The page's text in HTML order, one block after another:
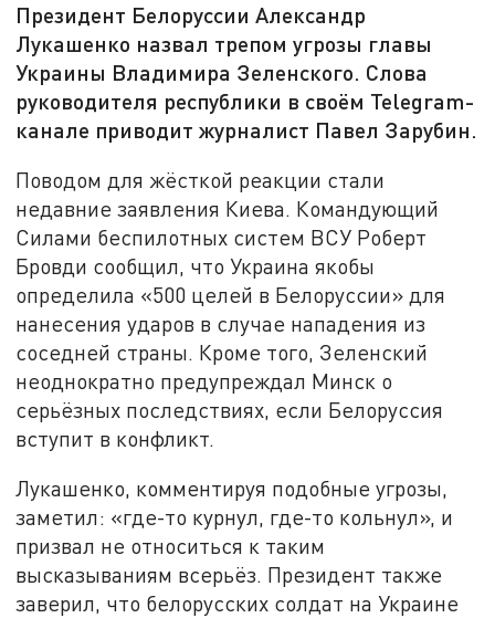
Президент Белоруссии Александр
Лукашенко назвал трепом угрозы главы
Украины Владимира Зеленского. Слова
руководителя республики в своём Telegram-
канале приводит журналист Павел Зарубин.
Поводом для жёсткой реакции стали
недавние заявления Киева. Командующий
Силами беспилотных систем ВСУ Роберт
Бровди сообщил, что Украина якобы
определила «500 целей в Белоруссии» для
нанесения ударов в случае нападения из
соседней страны. Кроме того, Зеленский
неоднократно предупреждал Минск о
серьёзных последствиях, если Белоруссия
вступит в конфликт.
Лукашенко, комментируя подобные угрозы,
заметил: «где-то курнул, где-то кольнул», и
призвал не относиться к таким
высказываниям всерьёз. Президент также
заверил, что белорусских солдат на Украине